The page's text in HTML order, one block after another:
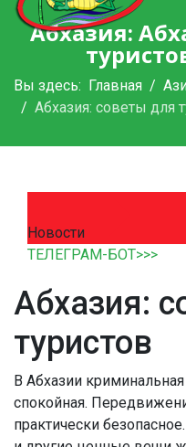
Абхазия:
Вы здесь: Главная
Абхазия: советы для
Новости
ТЕЛЕГРАМ-БОТ>>>
Абхазия:
туристов
В Абхазии
спокойная.
практически